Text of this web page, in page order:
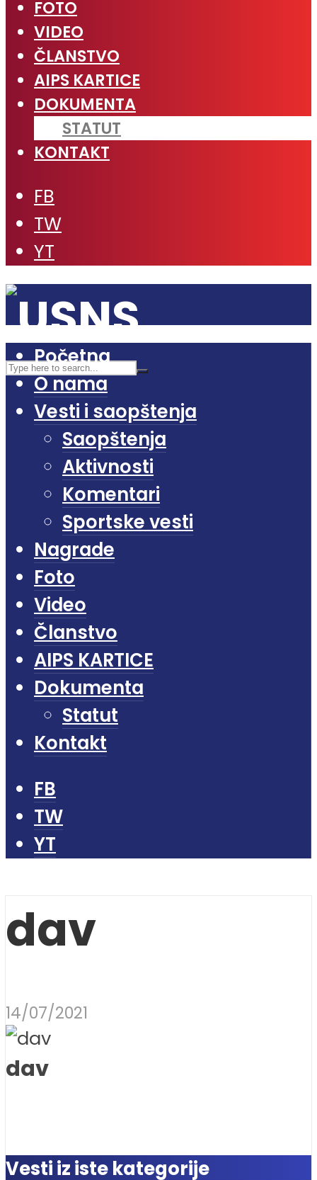
FOTO
VIDEO
ČLANSTVO
AIPS KARTICE
DOKUMENTA
STATUT
KONTAKT
FB
TW
YT
Početna
O nama
Vesti i saopštenja
Saopštenja
Aktivnosti
Komentari
Sportske vesti
Nagrade
Foto
Video
Članstvo
AIPS KARTICE
Dokumenta
Statut
Kontakt
FB
TW
YT
dav
14/07/2021
dav
Vesti iz iste kategorije